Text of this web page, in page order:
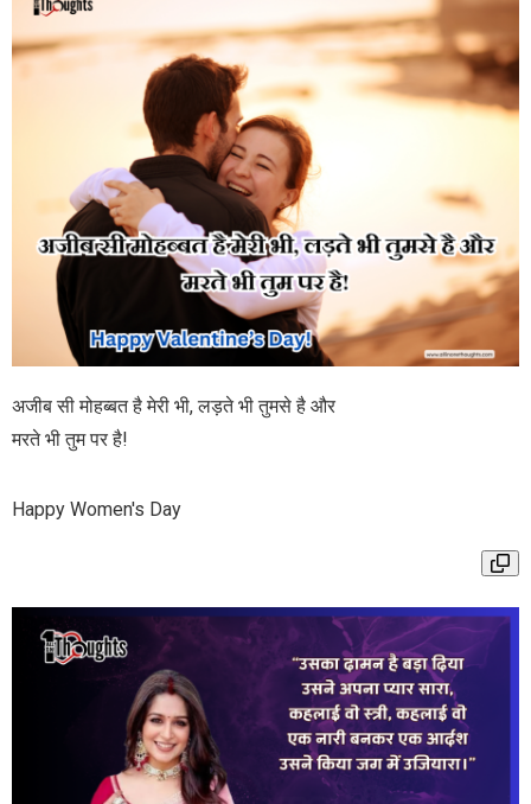
अजीब सी मोहब्बत है मेरी भी, लड़ते भी तुमसे है और
मरते भी तुम पर है!
Happy Women's Day